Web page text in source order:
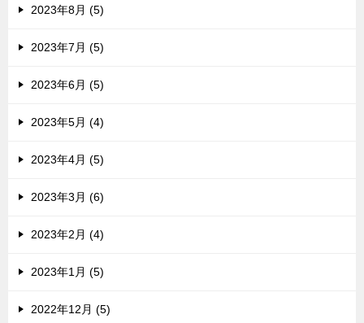
2023年8月 (5)
2023年7月 (5)
2023年6月 (5)
2023年5月 (4)
2023年4月 (5)
2023年3月 (6)
2023年2月 (4)
2023年1月 (5)
2022年12月 (5)